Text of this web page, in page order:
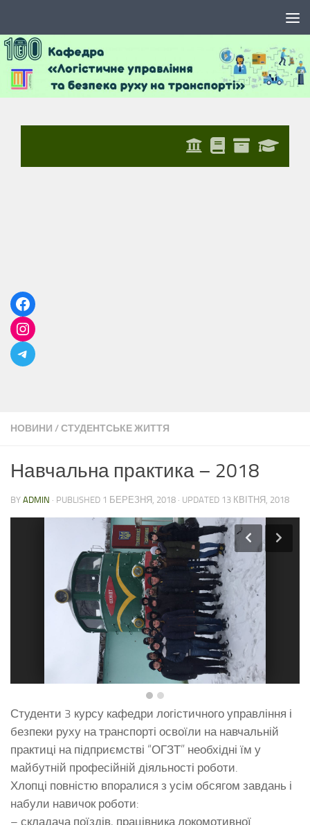
НОВИНИ /СТУДЕНТСЬКЕ ЖИТТЯ
Навчальна практика – 2018
BY ADMIN · PUBLISHED 1 БЕРЕЗНЯ, 2018 · UPDATED 13 КВІТНЯ, 2018
Студенти 3 курсу кафедри логістичного управління і
безпеки руху на транспорті освоїли на навчальній
практиці на підприємстві “ОГЗТ” необхідні їм у
майбутній професійній діяльності роботи.
Хлопці повністю впоралися з усім обсягом завдань і
набули навичок роботи:
– складача поїздів, працівника локомотивної